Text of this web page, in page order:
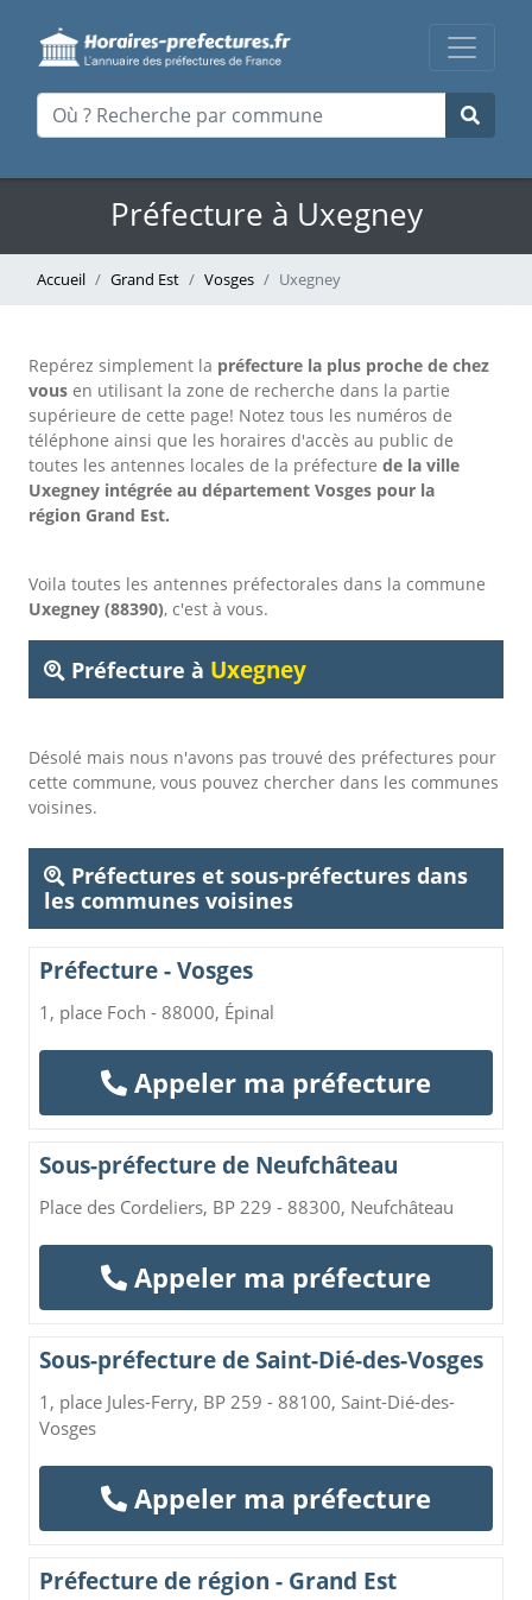
Préfecture à Uxegney
Accueil Grand Est Vosges Uxegney
Repérez simplement la préfecture la plus proche de chez
vous en utilisant la zone de recherche dans la partie
supérieure de cette page! Notez tous les numéros de
téléphone ainsi que les horaires d'accès au public de
toutes les antennes locales de la préfecture de la ville
Uxegney intégrée au département Vosges pour la
région Grand Est.
Voila toutes les antennes préfectorales dans la commune
Uxegney (88390), c'est à vous.
Préfecture à Uxegney
Désolé mais nous n'avons pas trouvé des préfectures pour
cette commune, vous pouvez chercher dans les communes
voisines.
Préfectures et sous-préfectures dans
les communes voisines
Préfecture - Vosges
1, place Foch - 88000, Épinal
Appeler ma préfecture
Sous-préfecture de Neufchâteau
Place des Cordeliers, BP 229 - 88300, Neufchâteau
Appeler ma préfecture
Sous-préfecture de Saint-Dié-des-Vosges
1, place Jules-Ferry, BP 259 - 88100, Saint-Dié-des-
Vosges
Appeler ma préfecture
Préfecture de région - Grand Est